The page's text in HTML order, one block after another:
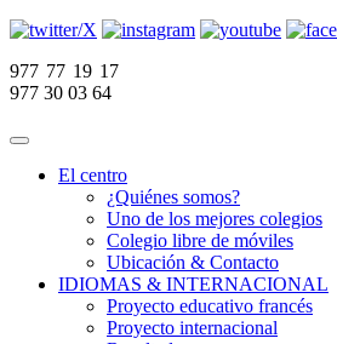
977 77 19 17
977 30 03 64
El centro
¿Quiénes somos?
Uno de los mejores colegios
Colegio libre de móviles
Ubicación & Contacto
IDIOMAS & INTERNACIONAL
Proyecto educativo francés
Proyecto internacional